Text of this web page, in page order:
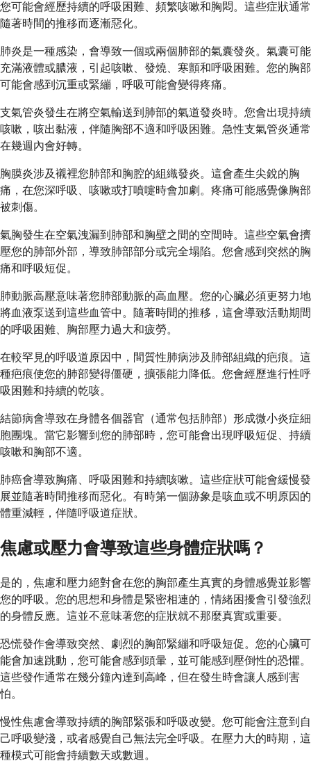
您可能會經歷持續的呼吸困難、頻繁咳嗽和胸悶。這些症狀通常
隨著時間的推移而逐漸惡化。
肺炎是一種感染，會導致一個或兩個肺部的氣囊發炎。氣囊可能
充滿液體或膿液，引起咳嗽、發燒、寒顫和呼吸困難。您的胸部
可能會感到沉重或緊繃，呼吸可能會變得疼痛。
支氣管炎發生在將空氣輸送到肺部的氣道發炎時。您會出現持續
咳嗽，咳出黏液，伴隨胸部不適和呼吸困難。急性支氣管炎通常
在幾週內會好轉。
胸膜炎涉及襯裡您肺部和胸腔的組織發炎。這會產生尖銳的胸
痛，在您深呼吸、咳嗽或打噴嚏時會加劇。疼痛可能感覺像胸部
被刺傷。
氣胸發生在空氣洩漏到肺部和胸壁之間的空間時。這些空氣會擠
壓您的肺部外部，導致肺部部分或完全塌陷。您會感到突然的胸
痛和呼吸短促。
肺動脈高壓意味著您肺部動脈的高血壓。您的心臟必須更努力地
將血液泵送到這些血管中。隨著時間的推移，這會導致活動期間
的呼吸困難、胸部壓力過大和疲勞。
在較罕見的呼吸道原因中，間質性肺病涉及肺部組織的疤痕。這
種疤痕使您的肺部變得僵硬，擴張能力降低。您會經歷進行性呼
吸困難和持續的乾咳。
結節病會導致在身體各個器官（通常包括肺部）形成微小炎症細
胞團塊。當它影響到您的肺部時，您可能會出現呼吸短促、持續
咳嗽和胸部不適。
肺癌會導致胸痛、呼吸困難和持續咳嗽。這些症狀可能會緩慢發
展並隨著時間推移而惡化。有時第一個跡象是咳血或不明原因的
體重減輕，伴隨呼吸道症狀。
焦慮或壓力會導致這些身體症狀嗎？
是的，焦慮和壓力絕對會在您的胸部產生真實的身體感覺並影響
您的呼吸。您的思想和身體是緊密相連的，情緒困擾會引發強烈
的身體反應。這並不意味著您的症狀就不那麼真實或重要。
恐慌發作會導致突然、劇烈的胸部緊繃和呼吸短促。您的心臟可
能會加速跳動，您可能會感到頭暈，並可能感到壓倒性的恐懼。
這些發作通常在幾分鐘內達到高峰，但在發生時會讓人感到害
怕。
慢性焦慮會導致持續的胸部緊張和呼吸改變。您可能會注意到自
己呼吸變淺，或者感覺自己無法完全呼吸。在壓力大的時期，這
種模式可能會持續數天或數週。